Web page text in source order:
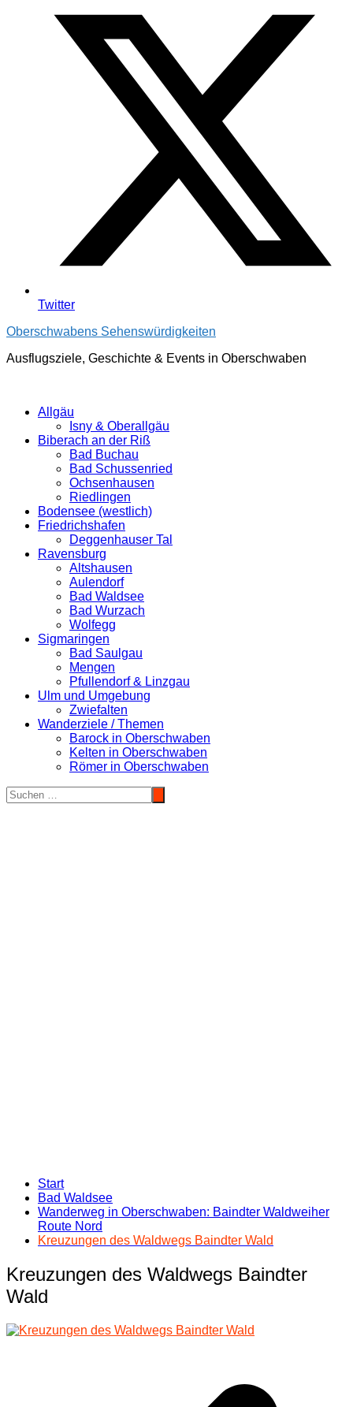
Twitter
Oberschwabens Sehenswürdigkeiten
Ausflugsziele, Geschichte & Events in Oberschwaben
Allgäu
Isny & Oberallgäu
Biberach an der Riß
Bad Buchau
Bad Schussenried
Ochsenhausen
Riedlingen
Bodensee (westlich)
Friedrichshafen
Deggenhauser Tal
Ravensburg
Altshausen
Aulendorf
Bad Waldsee
Bad Wurzach
Wolfegg
Sigmaringen
Bad Saulgau
Mengen
Pfullendorf & Linzgau
Ulm und Umgebung
Zwiefalten
Wanderziele / Themen
Barock in Oberschwaben
Kelten in Oberschwaben
Römer in Oberschwaben
Start
Bad Waldsee
Wanderweg in Oberschwaben: Baindter Waldweiher
Route Nord
Kreuzungen des Waldwegs Baindter Wald
Kreuzungen des Waldwegs Baindter
Wald